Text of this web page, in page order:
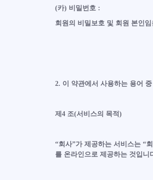
(카) 비밀번호 :
회원의 비밀보호 및 회원 본인
2. 이 약관에서 사용하는 용어
제4 조(서비스의 목적)
“회사”가 제공하는 서비스는 “
를 온라인으로 제공하는 것입니